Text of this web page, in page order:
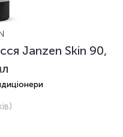
Janzen Skin 90,
)